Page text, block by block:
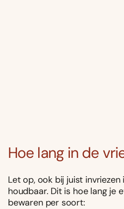
Hoe lang in de
Let op, ook bij juist
houdbaar. Dit is hoe lang je
bewaren per soort: